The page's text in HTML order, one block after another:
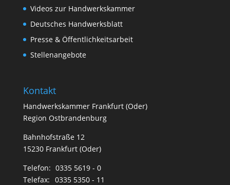
Videos zur Handwerkskammer
Deutsches Handwerksblatt
Presse & Öffentlichkeitsarbeit
Stellenangebote
Kontakt
Handwerkskammer Frankfurt (Oder)
Region Ostbrandenburg
Bahnhofstraße 12
15230 Frankfurt (Oder)
Telefon: 0335 5619 - 0
Telefax: 0335 5350 - 11